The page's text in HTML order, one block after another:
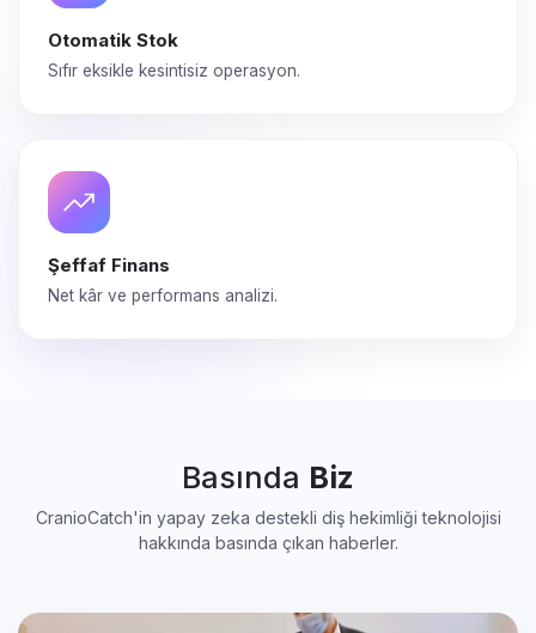
Otomatik Stok
Sıfır eksikle kesintisiz operasyon.
Şeffaf Finans
Net kâr ve performans analizi.
Basında Biz
CranioCatch'in yapay zeka destekli diş hekimliği teknolojisi
hakkında basında çıkan haberler.